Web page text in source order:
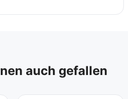
auch gefallen